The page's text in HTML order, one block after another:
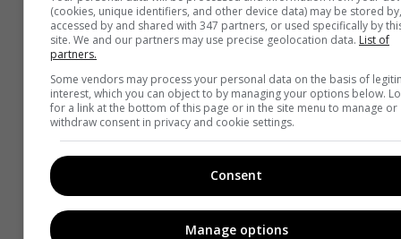
(cookies, unique identifiers, and other device data) may be stored by,
accessed by and shared with 347 partners, or used specifically by
site. We and our partners may use precise geolocation data. List of
partners.
Some vendors may process your personal data on the basis of
interest, which you can object to by managing your options below.
for a link at the bottom of this page or in the site menu to manage or
withdraw consent in privacy and cookie settings.
Consent
Manage options